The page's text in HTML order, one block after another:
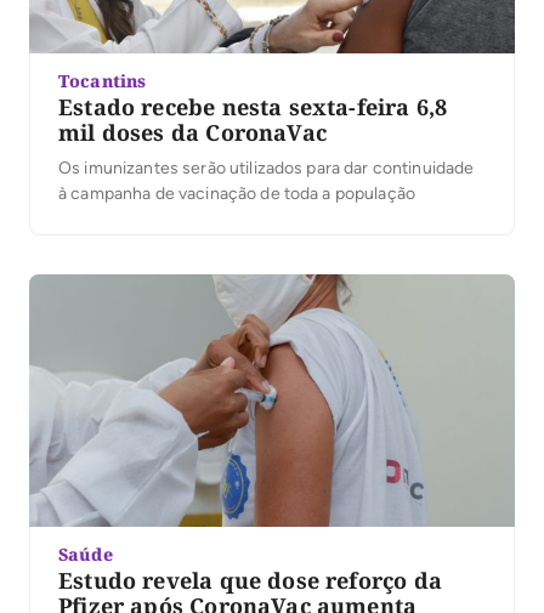
Tocantins
Estado recebe nesta sexta-feira 6,8
mil doses da CoronaVac
Os imunizantes serão utilizados para dar continuidade
à campanha de vacinação de toda a população
Saúde
Estudo revela que dose reforço da
Pfizer após CoronaVac aumenta